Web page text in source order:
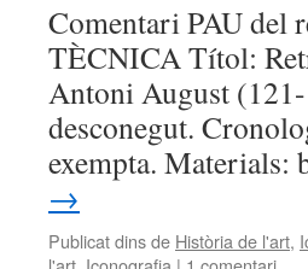
Comentari PAU del
TÈCNICA Títol:
Antoni August
desconegut.
exempta.
→
Publicat dins de Història de l'art,